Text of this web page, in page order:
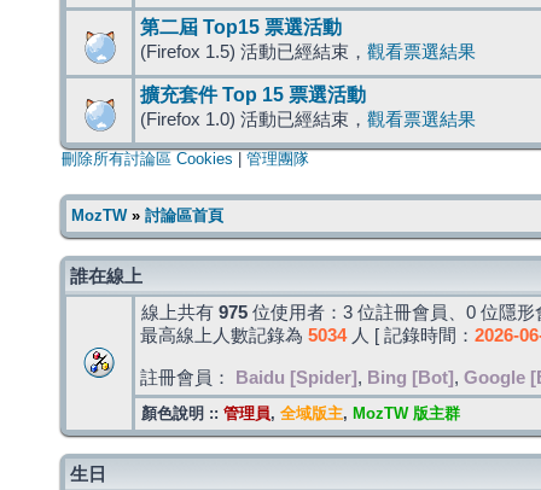
第二屆 Top15 票選活動
(Firefox 1.5) 活動已經結束， 觀看票選結果
擴充套件 Top 15 票選活動
(Firefox 1.0) 活動已經結束， 觀看票選結果
刪除所有討論區 Cookies 管理團隊
MozTW» 討論區首頁
誰在線上
線上共有 975 位使用者：3 位註冊會員、0 位隱
最高線上人數記錄為 5034人 [ 記錄時間： 2026-
註冊會員： Baidu [Spider] , Bing [Bot] , Google
顏色說明 :: 管理員, 全域版主, MozTW 版主群
生日